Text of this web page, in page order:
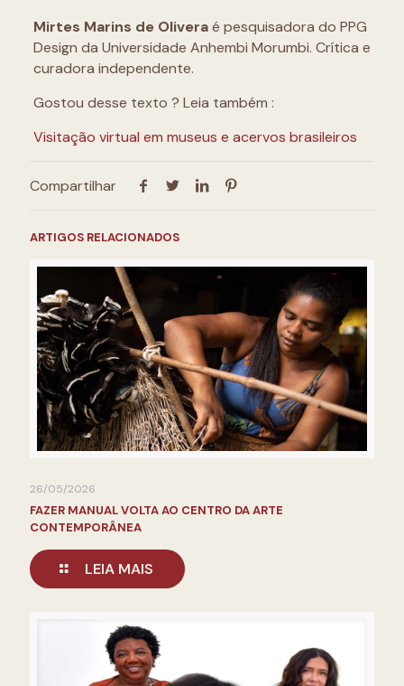
Mirtes Marins de Oliveraé pesquisadora do PPG
Design da Universidade Anhembi Morumbi. Crítica e
curadora independente.
Gostou desse texto ? Leia também :
Visitação virtual em museus e acervos brasileiros
Compartilhar
ARTIGOS RELACIONADOS
26/05/2026
FAZER MANUAL VOLTA AO CENTRO DA ARTE
CONTEMPORÂNEA
LEIA MAIS